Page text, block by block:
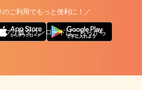
のご利用でもっと便利に！／
プリ版ダウンロードはこちらから